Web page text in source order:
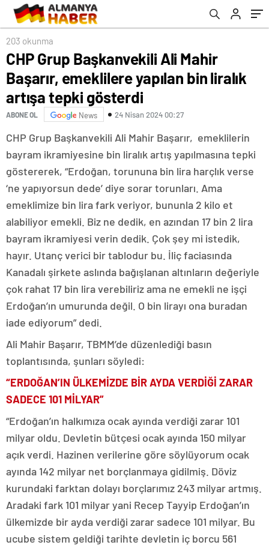
gösterdi
203 okunma
CHP Grup Başkanvekili Ali Mahir
Başarır, emeklilere yapılan bin liralık
artışa tepki gösterdi
ABONE OL News 24 Nisan 2024 00:27
CHP Grup Başkanvekili Ali Mahir Başarır, emeklilerin
bayram ikramiyesine bin liralık artış yapılmasına tepki
göstererek, “Erdoğan, torununa bin lira harçlık verse
‘ne yapıyorsun dede’ diye sorar torunları. Ama
emeklimize bin lira fark veriyor, bununla 2 kilo et
alabiliyor emekli. Biz ne dedik, en azından 17 bin 2 lira
bayram ikramiyesi verin dedik. Çok şey mi istedik,
hayır. Utanç verici bir tablodur bu. İliç faciasında
Kanadalı şirkete aslında bağışlanan altınların değeriyle
çok rahat 17 bin lira verebiliriz ama ne emekli ne işçi
Erdoğan’ın umurunda değil. O bin lirayı ona buradan
iade ediyorum” dedi.
Ali Mahir Başarır, TBMM’de düzenlediği basın
toplantısında, şunları söyledi:
“ERDOĞAN’IN ÜLKEMİZDE BİR AYDA VERDİĞİ ZARAR
SADECE 101 MİLYAR”
“Erdoğan’ın halkımıza ocak ayında verdiği zarar 101
milyar oldu. Devletin bütçesi ocak ayında 150 milyar
açık verdi. Hazinen verilerine göre söylüyorum ocak
ayında 142 milyar net borçlanmaya gidilmiş. Döviz
kurundaki farktan dolayı borçlarımız 243 milyar artmış.
Aradaki fark 101 milyar yani Recep Tayyip Erdoğan’ın
ülkemizde bir ayda verdiği zarar sadece 101 milyar. Bu
ucube sistem geldiği tarihte devletin iç borcu 561
kitabı tanıtıldı